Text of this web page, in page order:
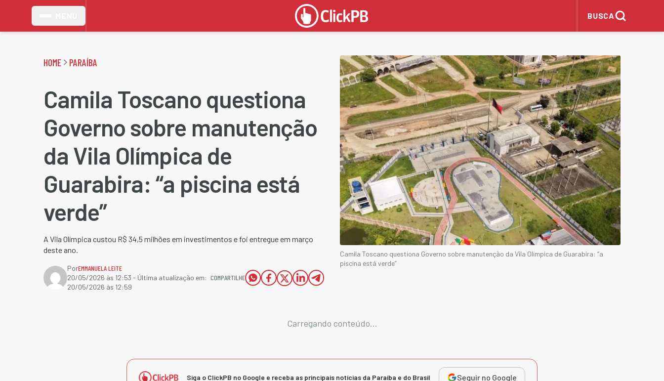
BUSCA
HOME PARAÍBA
Camila Toscano questiona
Governo sobre manutenção
da Vila Olímpica de
Guarabira: “a piscina está
verde”
A Vila Olímpica custou R$ 34,5 milhões em investimentos e foi entregue em março
deste ano.
PorEMMANUELA LEITE
20/05/2026 às 12:53 - Última atualização em:
20/05/2026 às 12:59
COMPARTILHE
Camila Toscano questiona Governo sobre manutenção da Vila Olímpica de Guarabira: “a
piscina está verde”
Carregando conteúdo...
Siga o ClickPB no Google e receba as principais notícias da Paraíba e do Brasil Seguir no Google